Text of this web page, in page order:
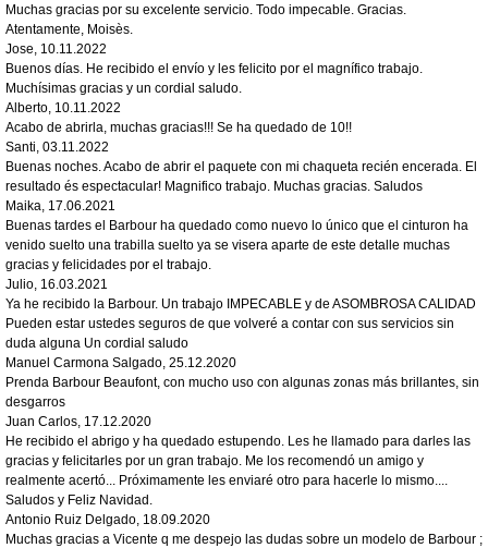
Muchas gracias por su excelente servicio. Todo impecable. Gracias.
Atentamente, Moisès.
Jose 10.11.2022
Buenos días. He recibido el envío y les felicito por el magnífico trabajo.
Muchísimas gracias y un cordial saludo.
Alberto 10.11.2022
Acabo de abrirla, muchas gracias!!! Se ha quedado de 10!!
Santi 03.11.2022
Buenas noches. Acabo de abrir el paquete con mi chaqueta recién encerada. El
resultado és espectacular! Magnifico trabajo. Muchas gracias. Saludos
Maika 17.06.2021
Buenas tardes el Barbour ha quedado como nuevo lo único que el cinturon ha
venido suelto una trabilla suelto ya se visera aparte de este detalle muchas
gracias y felicidades por el trabajo.
Julio 16.03.2021
Ya he recibido la Barbour. Un trabajo IMPECABLE y de ASOMBROSA CALIDAD
Pueden estar ustedes seguros de que volveré a contar con sus servicios sin
duda alguna Un cordial saludo
Manuel Carmona Salgado 25.12.2020
Prenda Barbour Beaufont, con mucho uso con algunas zonas más brillantes, sin
desgarros
Juan Carlos 17.12.2020
He recibido el abrigo y ha quedado estupendo. Les he llamado para darles las
gracias y felicitarles por un gran trabajo. Me los recomendó un amigo y
realmente acertó... Próximamente les enviaré otro para hacerle lo mismo....
Saludos y Feliz Navidad.
Antonio Ruiz Delgado 18.09.2020
Muchas gracias a Vicente q me despejo las dudas sobre un modelo de Barbour ;